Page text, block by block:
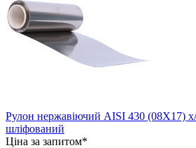
Рулон нержавіючий AISI 430 (08Х17)
шліфований
Ціна за запитом*